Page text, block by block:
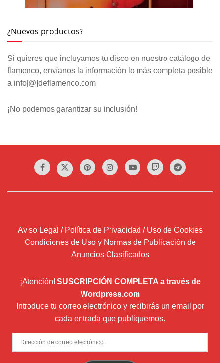
¿Nuevos productos?
Si quieres que incluyamos tu disco en nuestro catálogo de
flamenco, envíanos la información lo más completa posible
a info[@]deflamenco.com
¡No podemos garantizar su inclusión!
Aviso Legal / Política de Privacidad / Uso de Cookies
Condiciones de Uso y Normas de Publicación de
Anuncios Clasificados
¡Atención! SUSCRIPCIÓN COMPLETA a través de
Wordpress.com
Introduce tu correo electrónico y recibirás un email por
cada entrada que publiquemos.
Dirección
de